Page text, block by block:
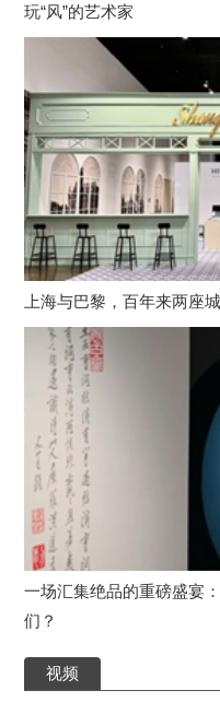
玩“风”的艺术家
上海与巴黎，百年来两座
一场汇集绝品的重磅盛宴
们？
视频